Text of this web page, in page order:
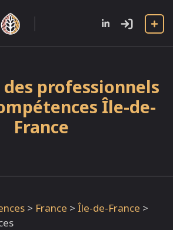
professionnels
Île-de-
France
> France > Île-de-France >